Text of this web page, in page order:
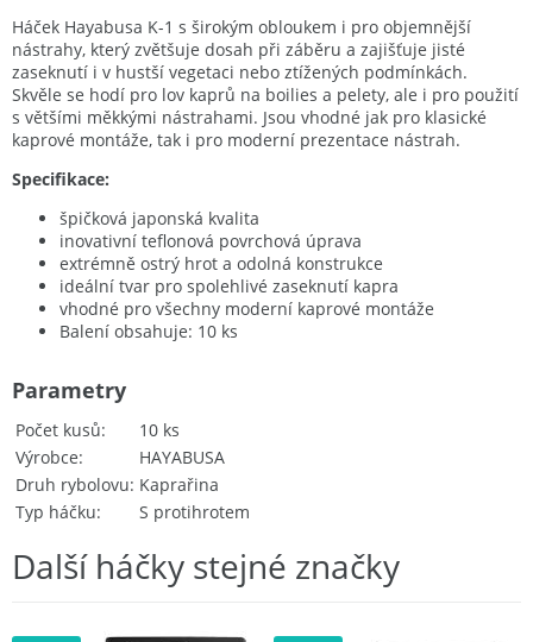
Háček Hayabusa K-1 s širokým obloukem i pro objemnější
nástrahy, který zvětšuje dosah při záběru a zajišťuje jisté
zaseknutí i v hustší vegetaci nebo ztížených podmínkách.
Skvěle se hodí pro lov kaprů na boilies a pelety, ale i pro použití
s většími měkkými nástrahami. Jsou vhodné jak pro klasické
kaprové montáže, tak i pro moderní prezentace nástrah.
Specifikace:
špičková japonská kvalita
inovativní teflonová povrchová úprava
extrémně ostrý hrot a odolná konstrukce
ideální tvar pro spolehlivé zaseknutí kapra
vhodné pro všechny moderní kaprové montáže
Balení obsahuje: 10 ks
Počet kusů
10 ks
Výrobce
HAYABUSA
Druh rybolovu Kaprařina
Typ háčku
S protihrotem
Parametry
Další háčky stejné značky